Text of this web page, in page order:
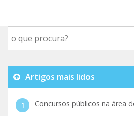
Artigos mais lidos
Concursos públicos na área